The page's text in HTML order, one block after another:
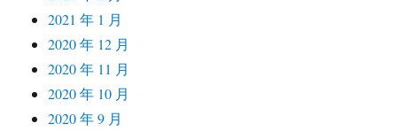
2021 年 1 月
2020 年 12 月
2020 年 11 月
2020 年 10 月
2020 年 9 月